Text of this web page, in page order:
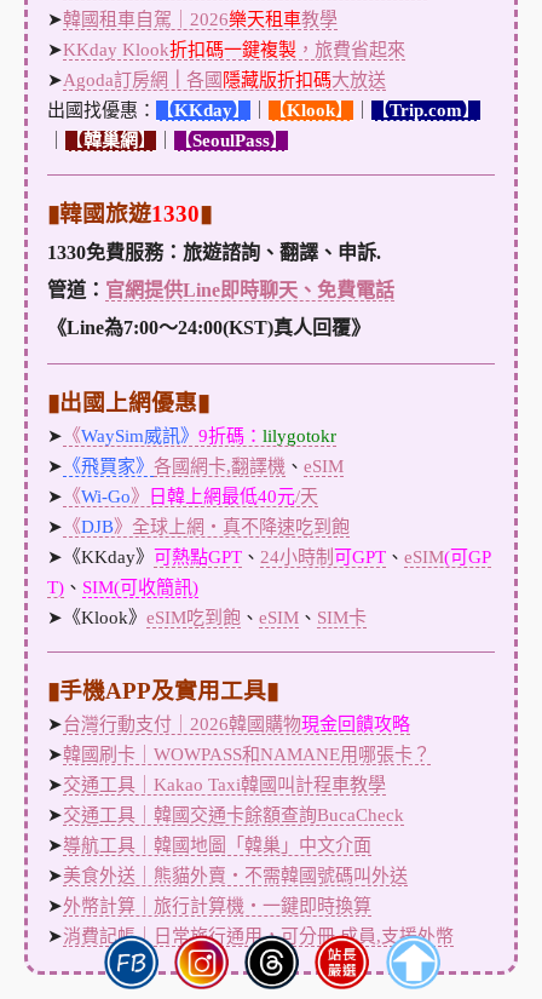
➤韓國租車自駕｜2026樂天租車教學
➤KKday Klook折扣碼一鍵複製，旅費省起來
➤Agoda訂房網 各國 隱藏版折扣碼大放送
出國找優惠：
【KKday】 【Klook】 【Trip.com】
【韓巢網 】 【SeoulPass】
▮韓國旅遊1330▮
1330免費服務：旅遊諮詢、翻譯、申訴.
管道： 官網提供Line即時聊天、免費電話
《Line為7:00～24:00(KST)真人回覆》
▮出國上網優惠▮
➤ 《WaySim威訊》 9折碼： lilygotokr
➤ 《飛買家》 各國網卡,翻譯機 、 eSIM
➤ 《Wi-Go》 日韓上網最低40元/天
➤ 《DJB》全球上網・真不降速吃到飽
➤《KKday》 可熱點GPT、 24小時制 可GPT、 eSIM(可GP
T)、 SIM(可收簡訊)
➤《Klook》 eSIM吃到飽 、 eSIM、 SIM卡
▮手機APP及實用工具▮
➤台灣行動支付｜2026韓國購物現金回饋攻略
➤韓國刷卡｜WOWPASS和NAMANE用哪張卡？
➤交通工具｜Kakao Taxi韓國叫計程車教學
➤交通工具｜韓國交通卡餘額查詢BucaCheck
➤導航工具｜韓國地圖「韓巢」中文介面
➤美食外送｜熊貓外賣・不需韓國號碼叫外送
➤外幣計算｜旅行計算機・一鍵即時換算
➤消費記帳｜日常旅行通用，可分冊,成員,支援外幣